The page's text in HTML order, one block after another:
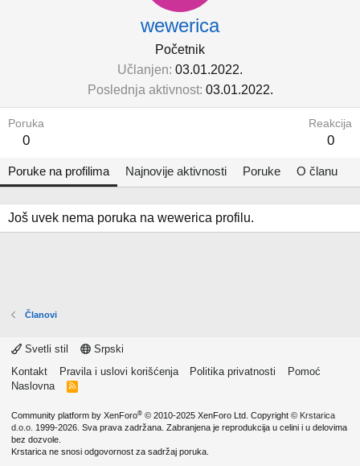
wewerica
Početnik
Učlanjen 03.01.2022.
Poslednja aktivnost 03.01.2022.
Poruka
0
Reakcija
0
Poruke na profilima Najnovije aktivnosti Poruke O članu
Još uvek nema poruka na wewerica profilu.
Članovi
Svetli stil
Srpski
Kontakt
Pravila i uslovi korišćenja Politika privatnosti
Pomoć
Naslovna
R
Community platform by XenForo® © 2010-2025 XenForo Ltd. Copyright © Krstarica
d.o.o. 1999-2026. Sva prava zadržana. Zabranjena je reprodukcija u celini i u delovima
bez dozvole.
Krstarica ne snosi odgovornost za sadržaj poruka.